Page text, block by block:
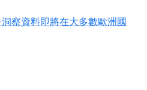
察資料即將在大多數歐洲國